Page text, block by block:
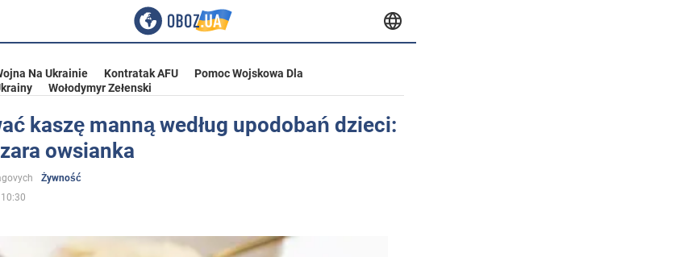
Na Ukrainie Kontratak AFU
Pomoc Wojskowa Dla
Wołodymyr Zełenski
kaszę manną według upodobań dzieci:
owsianka
Żywność